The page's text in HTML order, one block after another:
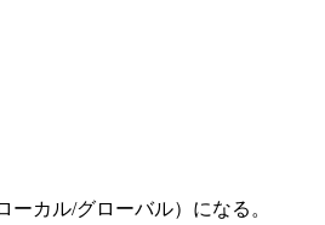
カル/グローバル）になる。